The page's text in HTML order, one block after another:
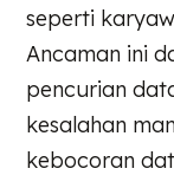
seperti
Ancaman ini
pencurian
kesalahan
kebocoran